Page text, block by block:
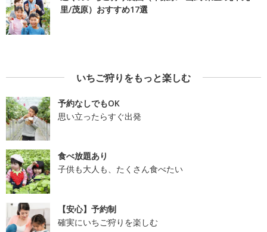
里/茂原）おすすめ17選
いちご狩りをもっと楽しむ
予約なしでもOK
思い立ったらすぐ出発
食べ放題あり
子供も大人も、たくさん食べたい
【安心】予約制
確実にいちご狩りを楽しむ